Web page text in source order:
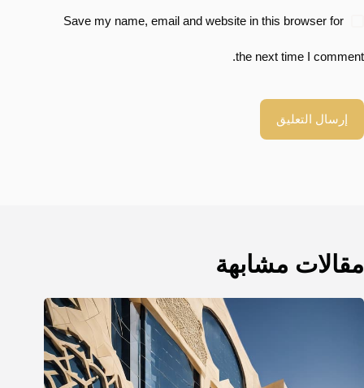
Save my name, email and website in this browser for
the next time I comment.
إرسال التعليق
مقالات مشابهة